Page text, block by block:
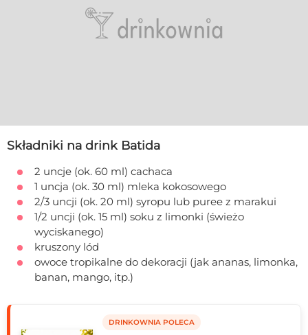
Składniki na drink Batida
2 uncje (ok. 60 ml) cachaca
1 uncja (ok. 30 ml) mleka kokosowego
2/3 uncji (ok. 20 ml) syropu lub puree z marakui
1/2 uncji (ok. 15 ml) soku z limonki (świeżo
wyciskanego)
kruszony lód
owoce tropikalne do dekoracji (jak ananas, limonka,
banan, mango, itp.)
DRINKOWNIA POLECA